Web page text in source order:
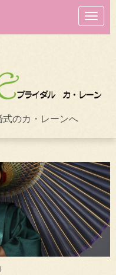
N
a
v
o
n
のカ・レーンへ